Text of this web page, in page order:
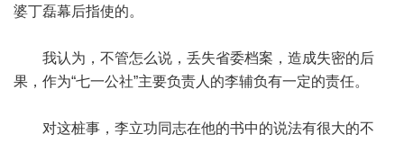
婆丁磊幕后指使的。
我认为，不管怎么说，丢失省委档案，造成失密的后
果，作为“七一公社”主要负责人的李辅负有一定的责任。
对这桩事，李立功同志在他的书中的说法有很大的不